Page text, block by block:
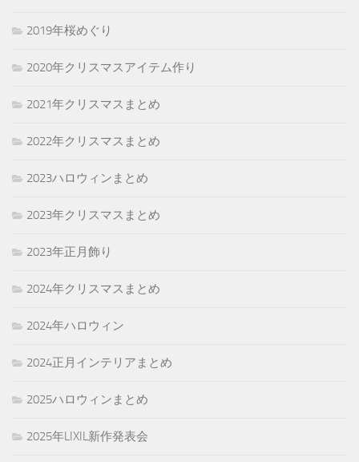
2019年桜めぐり
2020年クリスマスアイテム作り
2021年クリスマスまとめ
2022年クリスマスまとめ
2023ハロウィンまとめ
2023年クリスマスまとめ
2023年正月飾り
2024年クリスマスまとめ
2024年ハロウィン
2024正月インテリアまとめ
2025ハロウィンまとめ
2025年LIXIL新作発表会